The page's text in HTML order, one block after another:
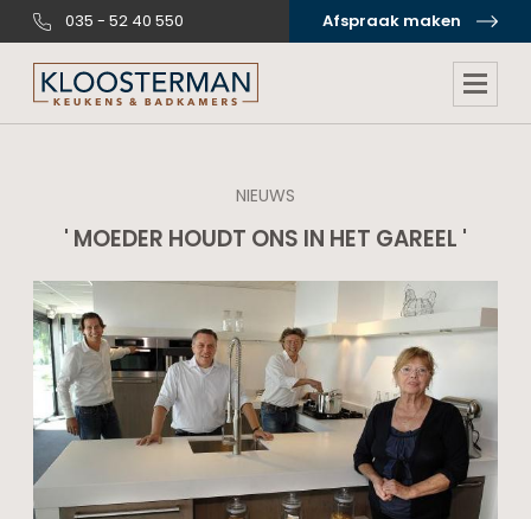
035 - 52 40 550 Afspraak maken
NIEUWS
' MOEDER HOUDT ONS IN HET GAREEL '